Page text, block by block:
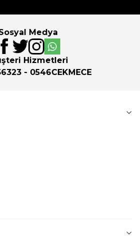
Medya
Hizmetleri
- 0546CEKMECE